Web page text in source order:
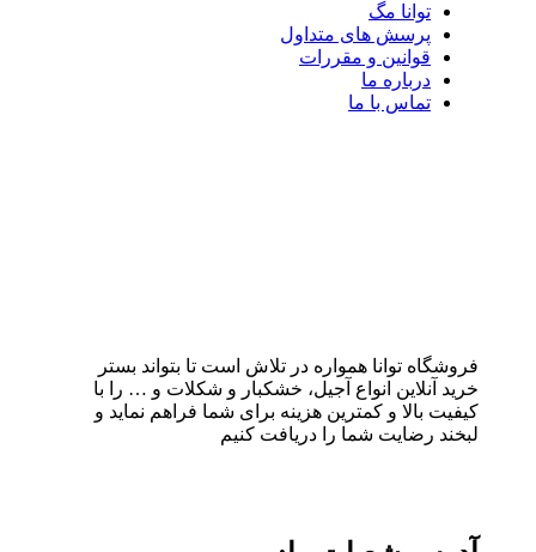
توانا مگ
پرسش های متداول
قوانین و مقررات
درباره ما
تماس با ما
فروشگاه توانا همواره در تلاش است تا بتواند بستر
خرید آنلاین انواع آجیل، خشکبار و شکلات و … را با
کیفیت بالا و کمترین هزینه برای شما فراهم نماید و
لبخند رضایت شما را دریافت کنیم